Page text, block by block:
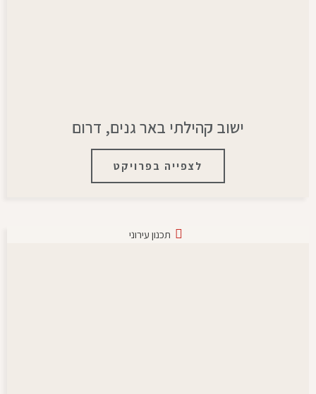
ישוב קהילתי באר גנים, דרום
לצפייה בפרויקט
תכנון עירוני